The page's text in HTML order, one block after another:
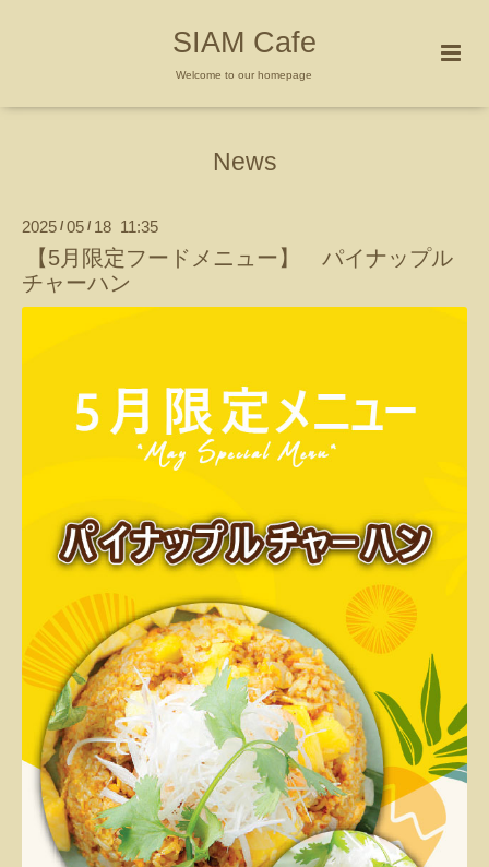
SIAM Cafe
Welcome to our homepage
News
2025 / 05 / 18 11:35
【5月限定フードメニュー】 パイナップル
チャーハン